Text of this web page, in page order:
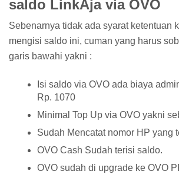
saldo LinkAja via OVO
Sebenarnya tidak ada syarat ketentuan
mengisi saldo ini, cuman yang harus
garis bawahi yakni :
Isi saldo via OVO ada biaya
Rp. 1070
Minimal Top Up via OVO yakni
Sudah Mencatat nomor HP yang
OVO Cash Sudah terisi saldo.
OVO sudah di upgrade ke OVO